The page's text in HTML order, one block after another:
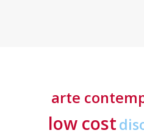
arte
low cost